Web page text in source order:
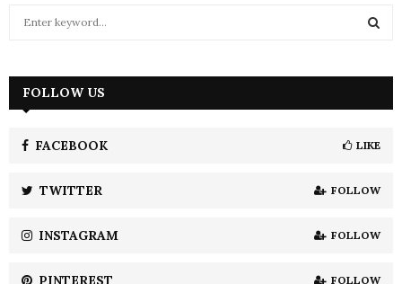
h
H
FOLLOW US
FACEBOOK LIKE
TWITTER FOLLOW
INSTAGRAM FOLLOW
PINTEREST FOLLOW